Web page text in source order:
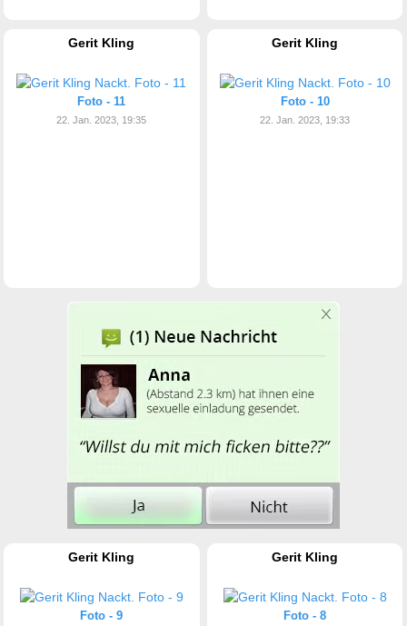
Gerit Kling
Foto - 11
22. Jan. 2023, 19:35
Gerit Kling
Foto - 10
22. Jan. 2023, 19:33
Gerit Kling
Foto - 9
Gerit Kling
Foto - 8